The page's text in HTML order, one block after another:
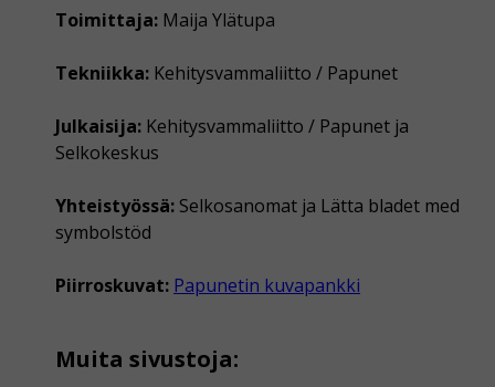
Toimittaja: Maija Ylätupa
Tekniikka: Kehitysvammaliitto / Papunet
Julkaisija: Kehitysvammaliitto / Papunet ja
Selkokeskus
Yhteistyössä: Selkosanomat ja Lätta bladet med
symbolstöd
Piirroskuvat: Papunetin kuvapankki
Muita sivustoja: